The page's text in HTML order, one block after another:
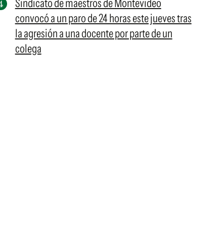
Sindicato de maestros de Montevideo
convocó a un paro de 24 horas este jueves tras
la agresión a una docente por parte de un
colega